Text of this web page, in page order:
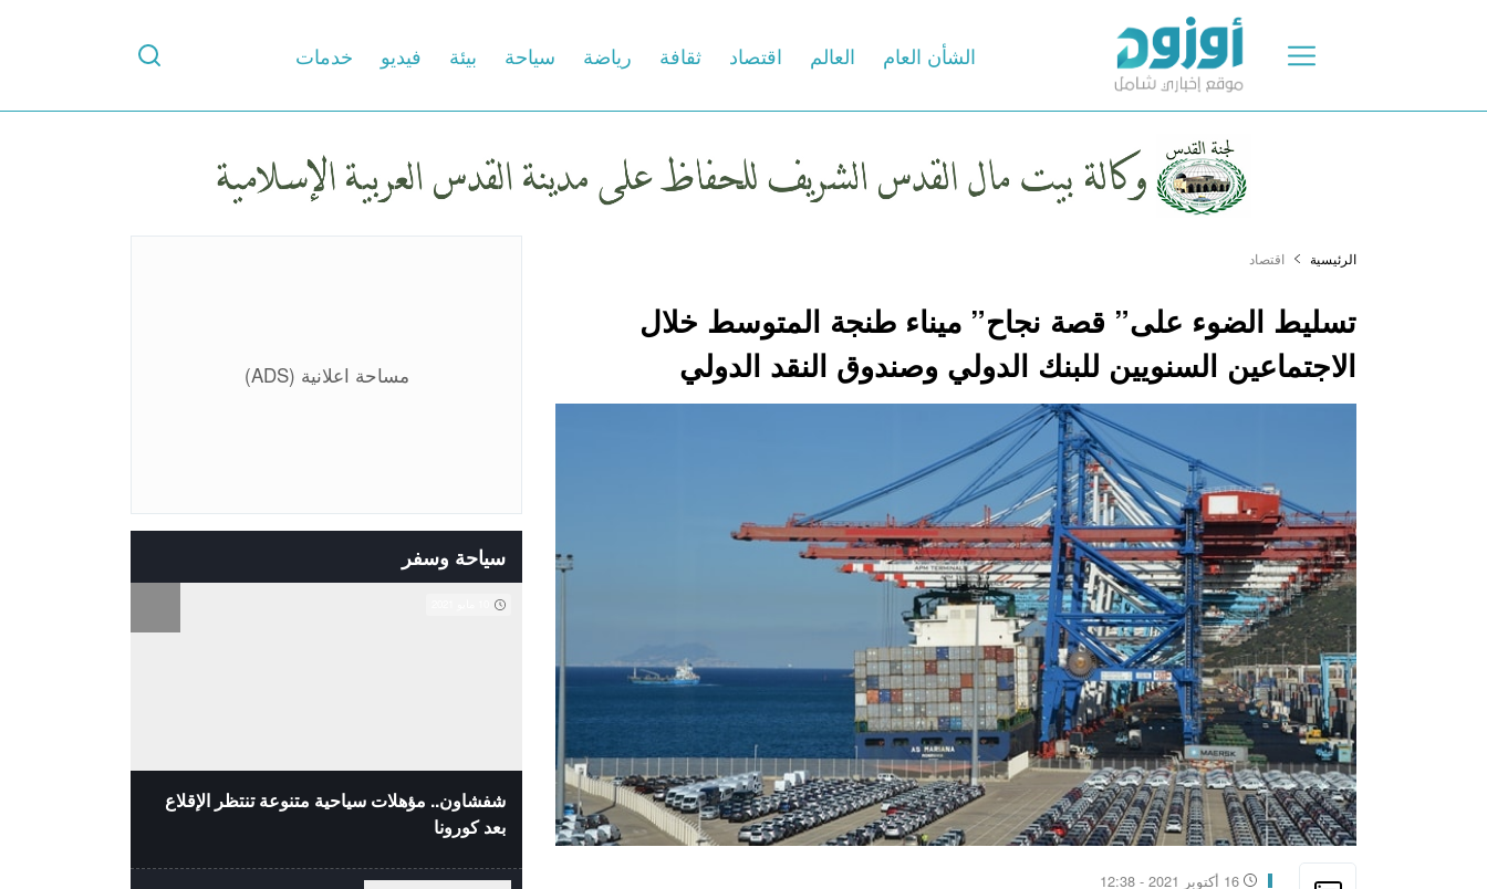
الشأن العام العالم اقتصاد ثقافة رياضة سياحة بيئة فيديو خدمات
الرئيسية اقتصاد
تسليط الضوء على” قصة نجاح” ميناء طنجة المتوسط خلال
الاجتماعين السنويين للبنك الدولي وصندوق النقد الدولي
مساحة اعلانية (ADS)
سياحة وسفر
شفشاون.. مؤهلات سياحية متنوعة تنتظر الإقلاع
بعد كورونا